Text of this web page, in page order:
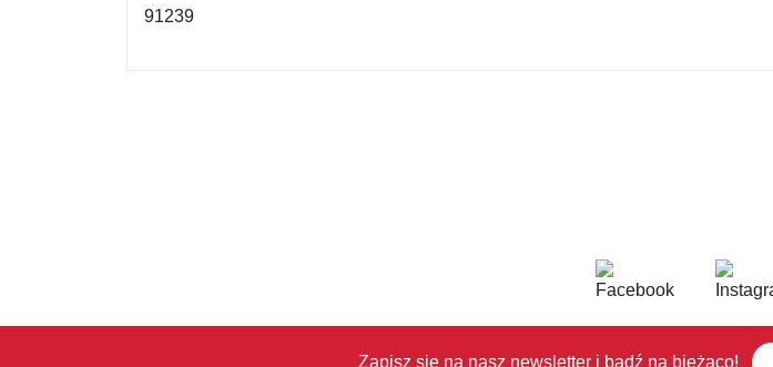
91239
Zapisz się na nasz newsletter i bądź na bieżąco!